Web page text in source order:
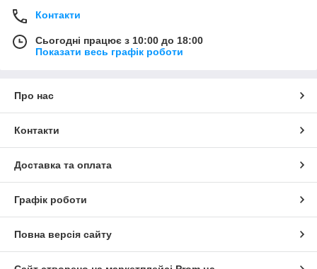
Контакти
Сьогодні працює з 10:00 до 18:00
Показати весь графік роботи
Про нас
Контакти
Доставка та оплата
Графік роботи
Повна версія сайту